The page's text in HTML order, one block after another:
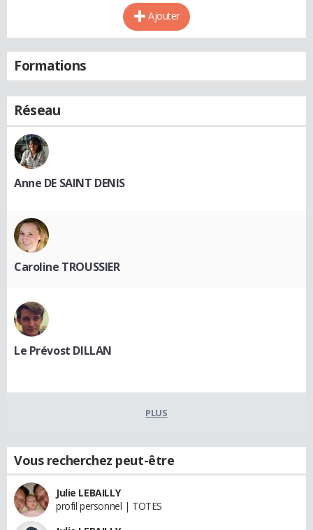
Ajouter
Formations
Réseau
Anne DE SAINT DENIS
Caroline TROUSSIER
Le Prévost DILLAN
PLUS
Vous recherchez peut-être
Julie LEBAILLY
profil personnel | TOTES